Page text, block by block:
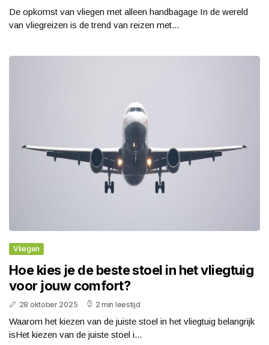
De opkomst van vliegen met alleen handbagage In de wereld
van vliegreizen is de trend van reizen met...
Vliegen
Hoe kies je de beste stoel in het vliegtuig
voor jouw comfort?
28 oktober 2025 2 min leestijd
Waarom het kiezen van de juiste stoel in het vliegtuig belangrijk
isHet kiezen van de juiste stoel i...